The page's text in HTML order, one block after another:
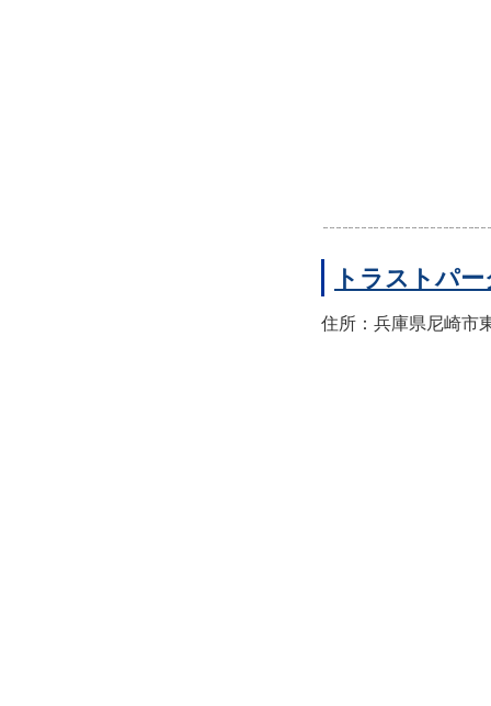
トラストパ
住所：兵庫県尼崎市